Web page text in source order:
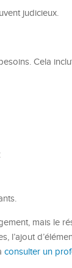
judicieux.
Cela
mais le
consulter un